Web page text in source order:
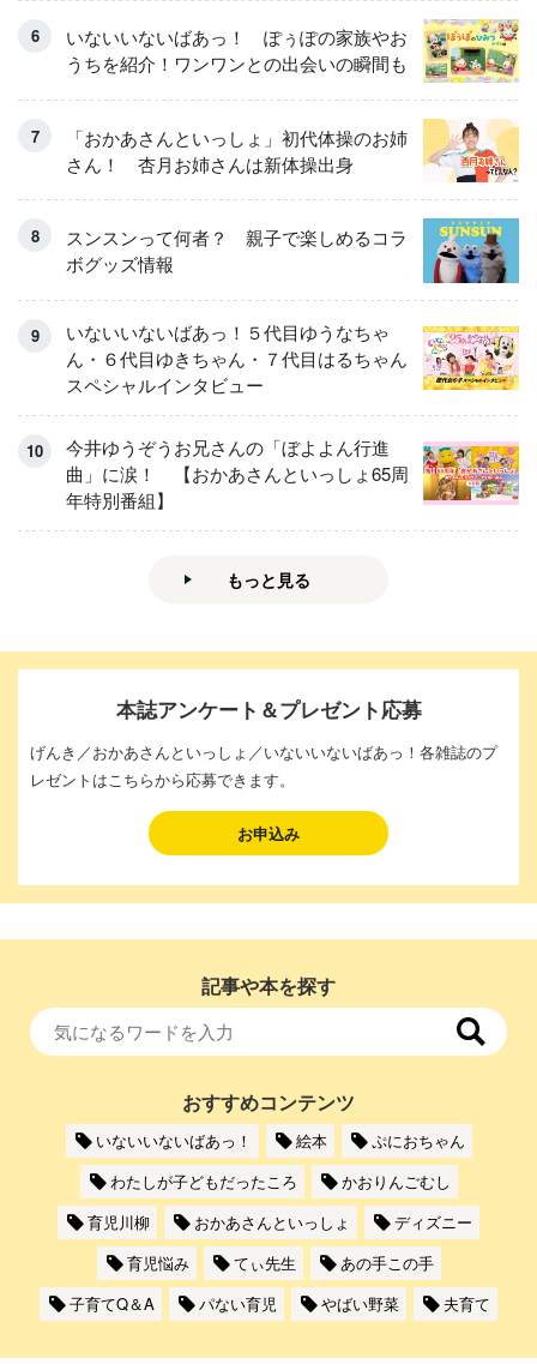
いないいないばあっ！ ぽぅぽの家族やお
うちを紹介！ワンワンとの出会いの瞬間も
「おかあさんといっしょ」初代体操のお姉
さん！ 杏月お姉さんは新体操出身
スンスンって何者？ 親子で楽しめるコラ
ボグッズ情報
いないいないばあっ！５代目ゆうなちゃ
ん・６代目ゆきちゃん・７代目はるちゃん
スペシャルインタビュー
今井ゆうぞうお兄さんの「ぼよよん行進
曲」に涙！ 【おかあさんといっしょ65周
年特別番組】
もっと見る
本誌アンケート＆プレゼント応募
げんき／おかあさんといっしょ／いないいないばあっ！各雑誌のプ
レゼントはこちらから応募できます。
お申込み
記事や本を探す
おすすめコンテンツ
いないいないばあっ！ 絵本
ぷにおちゃん
わたしが子どもだったころ
かおりんごむし
育児川柳
おかあさんといっしょ
ディズニー
育児悩み
てぃ先生
あの手この手
子育てQ＆A
パない育児 やばい野菜 夫育て